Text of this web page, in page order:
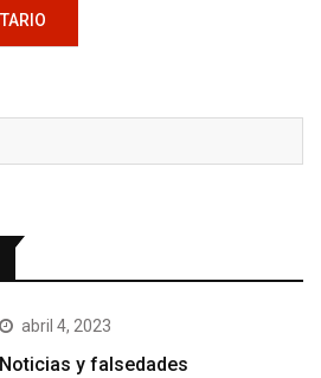
abril 4, 2023
Noticias y falsedades